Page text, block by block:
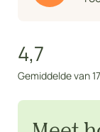
4,7
Gemiddelde van